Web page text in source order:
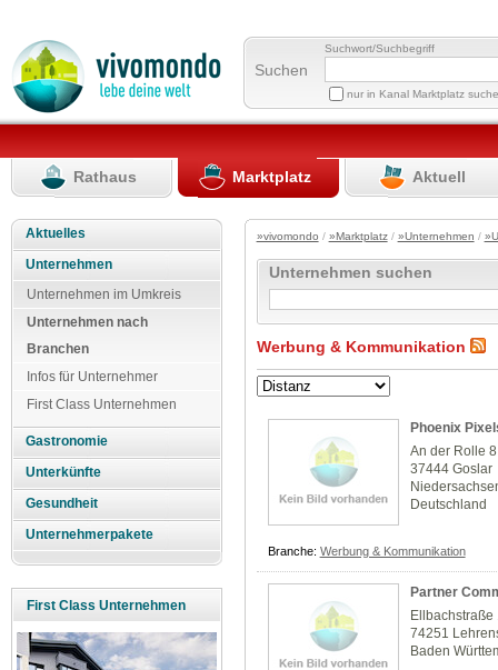
Suchen
Suchwort/Suchbegriff
nur in Kanal Marktplatz
Rathaus Marktplatz Aktuell
Aktuelles
Unternehmen
Unternehmen im Umkreis
Unternehmen nach
Branchen
Infos für Unternehmer
First Class Unternehmen
Gastronomie
Unterkünfte
Gesundheit
Unternehmerpakete
First Class Unternehmen
»vivomondo / »Marktplatz/ »Unternehmen /
Unternehmen suchen
Werbung & Kommunikation
Phoenix
An der Rolle 8
37444 Goslar
Deutschland
Branche: Werbung & Kommunikation
Partner
Ellbachstraße
74251
Baden